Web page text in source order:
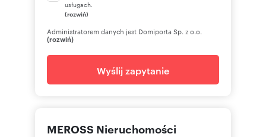
usługach.
(rozwiń)
Administratorem danych jest Domiporta Sp. z o.o.
(rozwiń)
Wyślij zapytanie
MEROSS Nieruchomości